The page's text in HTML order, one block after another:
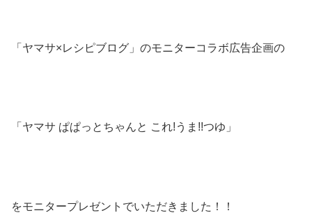
「ヤマサ×レシピブログ」のモニターコラボ広告企画の
「ヤマサ ぱぱっとちゃんと これ!うま!!つゆ」
をモニタープレゼントでいただきました！！